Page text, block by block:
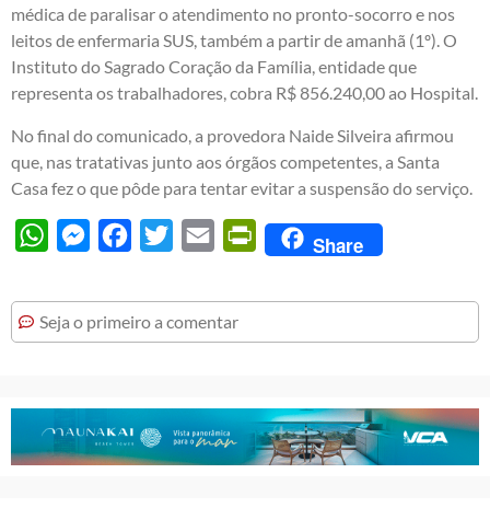
médica de paralisar o atendimento no pronto-socorro e nos
leitos de enfermaria SUS, também a partir de amanhã (1º). O
Instituto do Sagrado Coração da Família, entidade que
representa os trabalhadores, cobra R$ 856.240,00 ao Hospital.
No final do comunicado, a provedora Naide Silveira afirmou
que, nas tratativas junto aos órgãos competentes, a Santa
Casa fez o que pôde para tentar evitar a suspensão do serviço.
WhatsAppMessengerFacebook
Twitter Email PrintFriendly
Share
Seja o primeiro a comentar